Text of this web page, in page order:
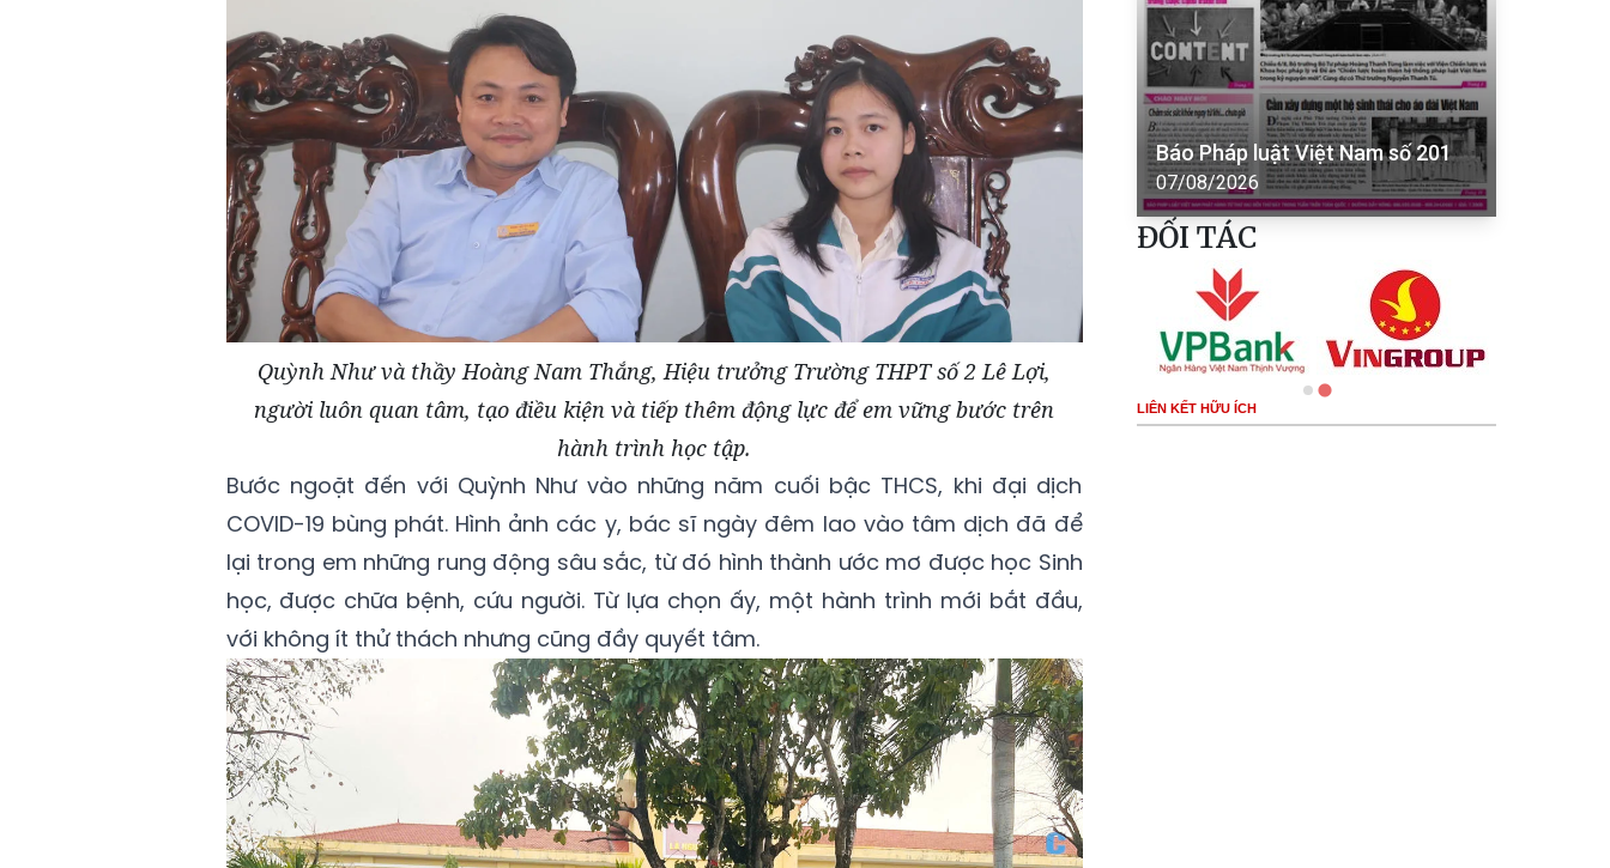
Quỳnh Như và thầy Hoàng Nam Thắng, Hiệu trưởng Trường THPT số 2 Lê Lợi,
người luôn quan tâm, tạo điều kiện và tiếp thêm động lực để em vững bước trên
hành trình học tập.
Bước ngoặt đến với Quỳnh Như vào những năm cuối bậc THCS, khi đại dịch
COVID-19 bùng phát. Hình ảnh các y, bác sĩ ngày đêm lao vào tâm dịch đã để
lại trong em những rung động sâu sắc, từ đó hình thành ước mơ được học Sinh
học, được chữa bệnh, cứu người. Từ lựa chọn ấy, một hành trình mới bắt đầu,
với không ít thử thách nhưng cũng đầy quyết tâm.
Báo Pháp luật Việt Nam số 201
07/08/2026
ĐỐI TÁC
LIÊN KẾT HỮU ÍCH